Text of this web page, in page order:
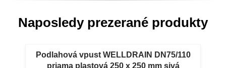
Naposledy prezerané produkty
Podlahová vpust WELLDRAIN DN75/110
priama plastová 250 x 250 mm sivá